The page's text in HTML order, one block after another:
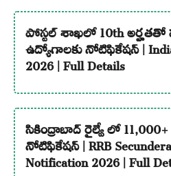
పోస్టల్ శాఖలో 10th అర్హతతో
ఉద్యోగాలకు నోటిఫికేషన్ |
2026 | Full Details
సికింద్రాబాద్ రైల్వే లో 11,000+
నోటిఫికేషన్ | RRB
Notification 2026 | Full